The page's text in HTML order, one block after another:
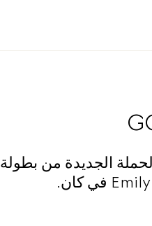
الجديدة من بطولة